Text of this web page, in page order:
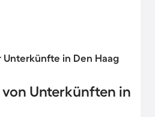
in Den Haag
Unterkünften in